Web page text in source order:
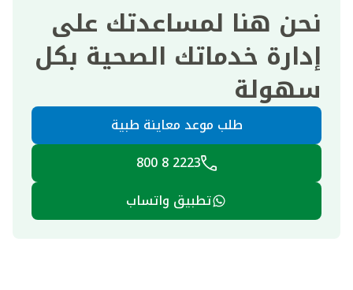
نحن هنا لمساعدتك على
إدارة خدماتك الصحية بكل
سهولة
طلب موعد معاينة طبية
2223 8 800
تطبيق واتساب